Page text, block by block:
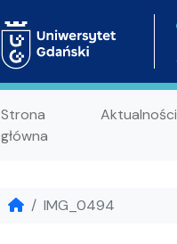
Strona
główna
Aktualności
IMG_0494